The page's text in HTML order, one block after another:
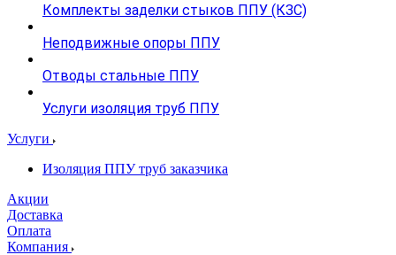
Комплекты заделки стыков ППУ (КЗС)
Неподвижные опоры ППУ
Отводы стальные ППУ
Услуги изоляция труб ППУ
Услуги
Изоляция ППУ труб заказчика
Акции
Доставка
Оплата
Компания